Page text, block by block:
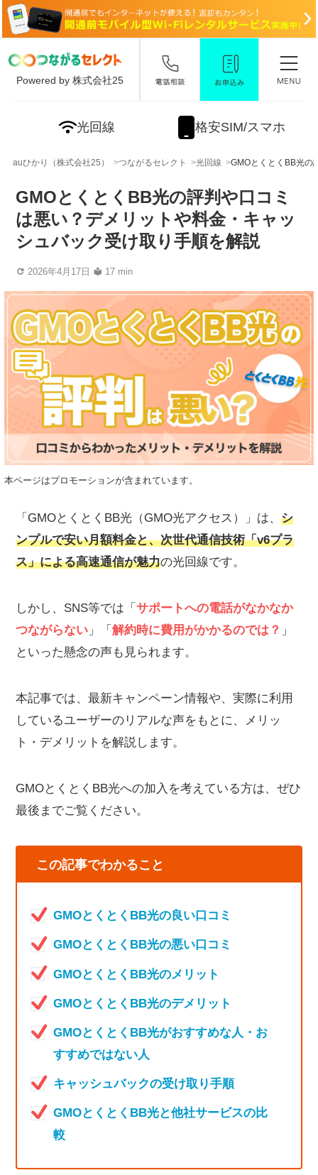
Powered by 株式会社25
光回線 格安SIM/スマホ
auひかり（株式会社25） つながるセレクト 光回線 GMOとくとくBB光の
GMOとくとくBB光の評判や口コミ
は悪い？デメリットや料金・キャッ
シュバック受け取り手順を解説
2026年4月17日 17 min
本ページはプロモーションが含まれています。
「GMOとくとくBB光（GMO光アクセス）」は、 シ
ンプルで安い月額料金と、次世代通信技術「v6プラ
ス」による高速通信が魅力の光回線です。
しかし、SNS等では「 サポートへの電話がなかなか
つながらない 」「 解約時に費用がかかるのでは？ 」
といった懸念の声も見られます。
本記事では、最新キャンペーン情報や、実際に利用
しているユーザーのリアルな声をもとに、メリッ
ト・デメリットを解説します。
GMOとくとくBB光への加入を考えている方は、ぜひ
最後までご覧ください。
この記事でわかること
GMOとくとくBB光の良い口コミ
GMOとくとくBB光の悪い口コミ
GMOとくとくBB光のメリット
GMOとくとくBB光のデメリット
GMOとくとくBB光がおすすめな人・お
すすめではない人
キャッシュバックの受け取り手順
GMOとくとくBB光と他社サービスの比
較